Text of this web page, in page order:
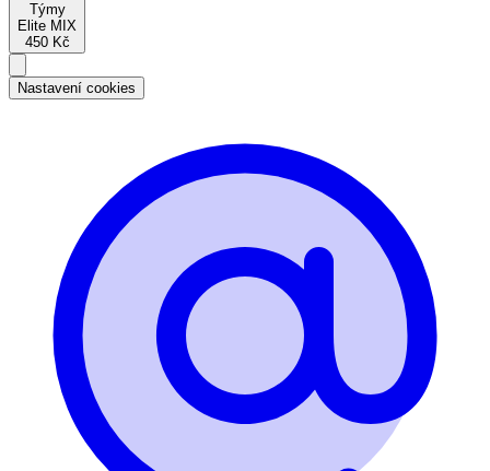
Týmy
Elite MIX
450 Kč
Nastavení cookies